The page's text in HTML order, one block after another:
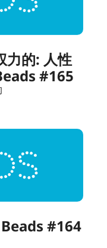
力的: 人性
#165
#164